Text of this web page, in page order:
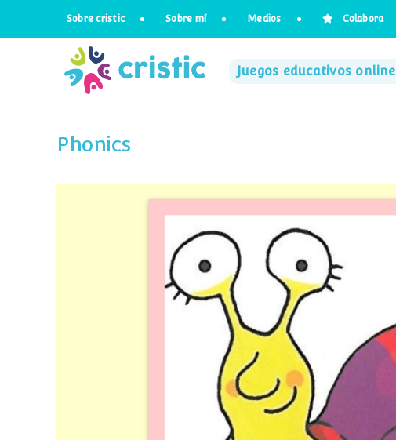
Sobre cristic Sobre mí Medios Colabora
Juegos educativos online
Phonics